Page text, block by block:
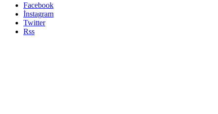
Facebook
İnstagram
Twitter
Rss